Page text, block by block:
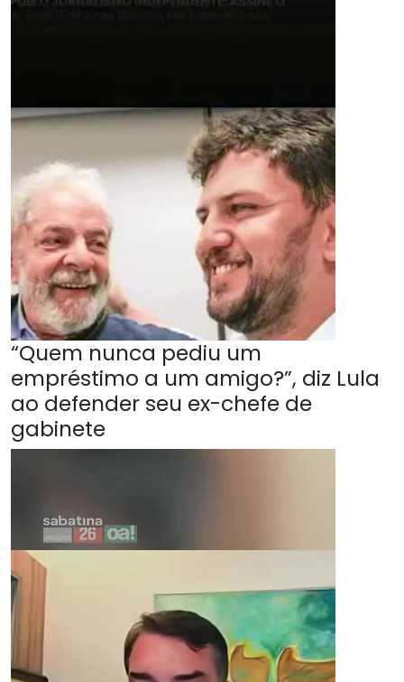
“Quem nunca pediu um
empréstimo a um amigo?”, diz Lula
ao defender seu ex-chefe de
gabinete